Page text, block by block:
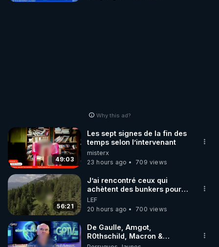
Why this ad?
49:03
Les sept signes de la fin des
temps selon l’intervenant
misterx
23 hours ago
709 views
56:21
J’ai rencontré ceux qui
achètent des bunkers pour
survivre à la fin du monde
LEF
20 hours ago
700 views
De Gaulle, Amgot,
R0thschild, Macron &
Pompidou… Macron Claude